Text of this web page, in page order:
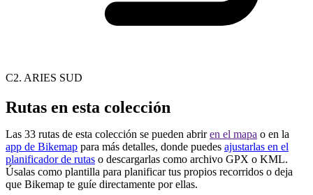
C2. ARIES SUD
Rutas en esta colección
Las 33 rutas de esta colección se pueden abriren el mapa o en la
app de Bikemap para más detalles, donde puedes ajustarlas en el
planificador de rutas o descargarlas como archivo GPX o KML.
Úsalas como plantilla para planificar tus propios recorridos o deja
que Bikemap te guíe directamente por ellas.